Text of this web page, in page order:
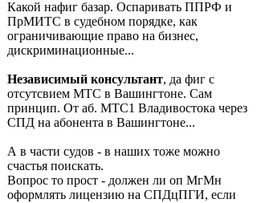
Какой нафиг базар. Оспаривать ППРФ и
ПрМИТС в судебном порядке, как
ограничивающие право на бизнес,
дискриминационные...
Независимый консультант, да фиг с
отсутсвием МТС в Вашингтоне. Сам
принцип. От аб. МТС1 Владивостока через
СПД на абонента в Вашингтоне...
А в части судов - в наших тоже можно
счастья поискать.
Вопрос то прост - должен ли оп МгМн
оформлять лицензию на СПДцПГИ, если